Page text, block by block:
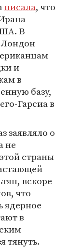
писала, что
В
Лондон
и
в
базу,
Гарсиа в
заявляло о
не
страны
вскоре
что
ядерное
в
тянуть.